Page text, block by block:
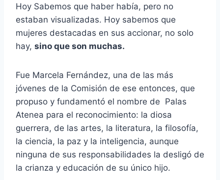
Hoy Sabemos que haber había, pero no
estaban visualizadas. Hoy sabemos que
mujeres destacadas en sus accionar, no solo
hay, sino que son muchas.
Fue Marcela Fernández, una de las más
jóvenes de la Comisión de ese entonces, que
propuso y fundamentó el nombre de Palas
Atenea para el reconocimiento: la diosa
guerrera, de las artes, la literatura, la filosofía,
la ciencia, la paz y la inteligencia, aunque
ninguna de sus responsabilidades la desligó de
la crianza y educación de su único hijo.